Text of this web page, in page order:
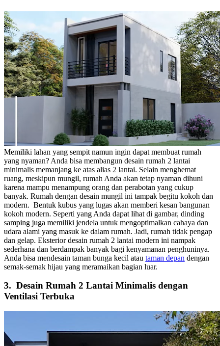
Memiliki lahan yang sempit namun ingin dapat membuat rumah
yang nyaman? Anda bisa membangun desain rumah 2 lantai
minimalis memanjang ke atas alias 2 lantai. Selain menghemat
ruang, meskipun mungil, rumah Anda akan tetap nyaman dihuni
karena mampu menampung orang dan perabotan yang cukup
banyak. Rumah dengan desain mungil ini tampak begitu kokoh dan
modern. Bentuk kubus yang lugas akan memberi kesan bangunan
kokoh modern. Seperti yang Anda dapat lihat di gambar, dinding
samping juga memiliki jendela untuk mengoptimalkan cahaya dan
udara alami yang masuk ke dalam rumah. Jadi, rumah tidak pengap
dan gelap. Eksteriordesain rumah 2 lantai modern ini nampak
sederhana dan berdampak banyak bagi kenyamanan penghuninya.
Anda bisa mendesain taman bunga kecil atau taman depan dengan
semak-semak hijau yang meramaikan bagian luar.
3. Desain Rumah 2 Lantai Minimalis dengan
Ventilasi Terbuka